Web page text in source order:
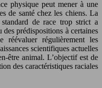
physique peut mener à une
de santé chez les chiens. La
de race trop strict a
prédispositions à certaines
régulièrement les
scientifiques actuelles
être animal. L’objectif est de
des caractéristiques raciales